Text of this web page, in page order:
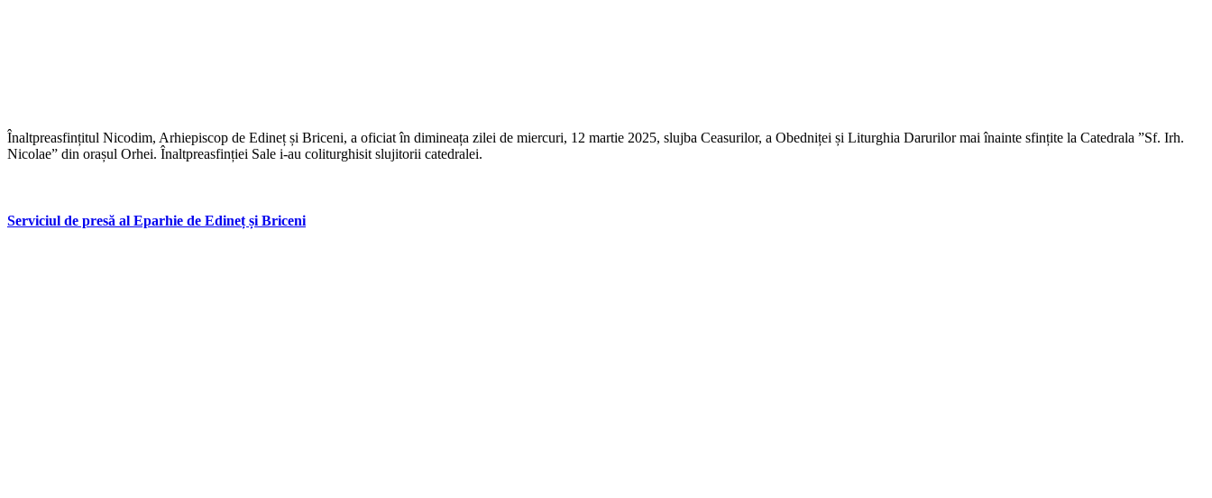
Înaltpreasfințitul Nicodim, Arhiepiscop de Edineț și Briceni, a oficiat în dimineața zilei de miercuri, 12 martie 2025, slujba Ceasurilor, a Obedniței și Liturghia Darurilor mai înainte sfințite la Catedrala ”Sf. Irh.
Nicolae” din orașul Orhei. Înaltpreasfinției Sale i-au coliturghisit slujitorii catedralei.
Serviciul de presă al Eparhie de Edineț și Briceni